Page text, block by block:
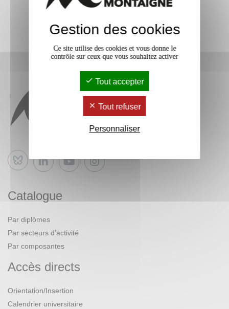
Bluesky
Catalogue
Par diplômes
Par secteurs d’activité
Par composantes
Accès directs
Orientation/Insertion
Calendrier universitaire
Gestion des cookies
Ce site utilise des cookies et vous donne le
contrôle sur ceux que vous souhaitez activer
Tout accepter
Tout refuser
Personnaliser